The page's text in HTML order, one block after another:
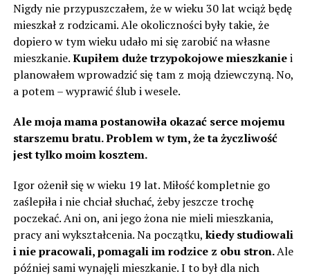
Nigdy nie przypuszczałem, że w wieku 30 lat wciąż będę
mieszkał z rodzicami. Ale okoliczności były takie, że
dopiero w tym wieku udało mi się zarobić na własne
mieszkanie.Kupiłem duże trzypokojowe mieszkaniei
planowałem wprowadzić się tam z moją dziewczyną. No,
a potem – wyprawić ślub i wesele.
Ale moja mama postanowiła okazać serce mojemu
starszemu bratu. Problem w tym, że ta życzliwość
jest tylko moim kosztem.
Igor ożenił się w wieku 19 lat. Miłość kompletnie go
zaślepiła i nie chciał słuchać, żeby jeszcze trochę
poczekać. Ani on, ani jego żona nie mieli mieszkania,
pracy ani wykształcenia. Na początku,kiedy studiowali
i nie pracowali, pomagali im rodzice z obu stron.Ale
później sami wynajęli mieszkanie. I to był dla nich